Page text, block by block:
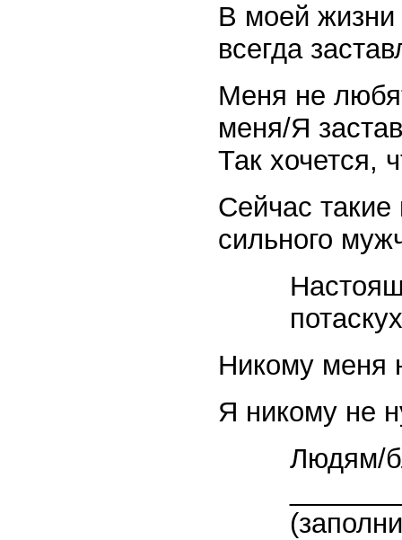
В моей жизни
всегда
Меня не
меня/Я
Так хочется,
Сейчас
сильного
Никому меня
Я никому не
Людям/